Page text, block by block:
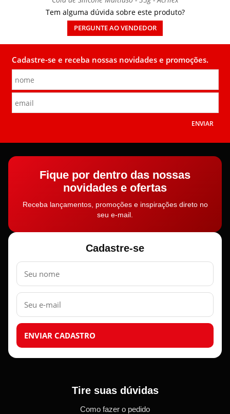
Tem alguma dúvida sobre este produto?
PERGUNTE AO VENDEDOR
Cadastre-se e receba nossas novidades e promoções.
ENVIAR
Fique por dentro das nossas
novidades e ofertas
Receba lançamentos, promoções e inspirações direto no
seu e-mail.
Cadastre-se
Nome
E-
mail
ENVIAR CADASTRO
Tire suas dúvidas
Como fazer o pedido